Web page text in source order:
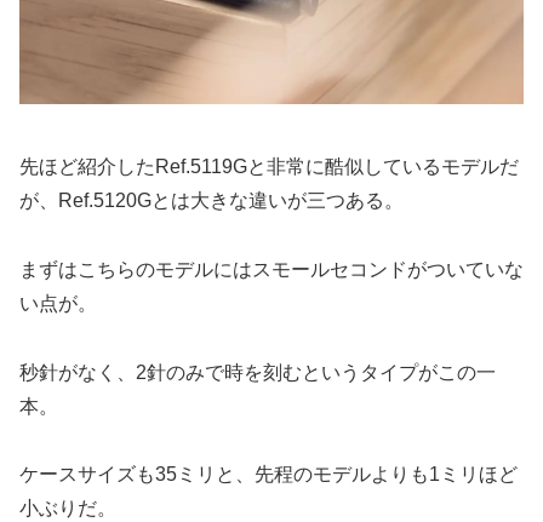
先ほど紹介したRef.5119Gと非常に酷似しているモデルだ
が、Ref.5120Gとは大きな違いが三つある。
まずはこちらのモデルにはスモールセコンドがついていな
い点が。
秒針がなく、2針のみで時を刻むというタイプがこの一
本。
ケースサイズも35ミリと、先程のモデルよりも1ミリほど
小ぶりだ。